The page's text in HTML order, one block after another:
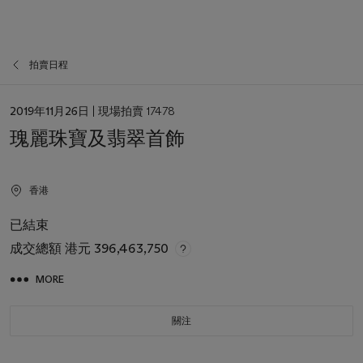
拍賣日程
日
2019年11月26日 | 現場拍賣 17478
瑰麗珠寶及翡翠首飾
香港
已結束
成交總額 港元 396,463,750
MORE
關注